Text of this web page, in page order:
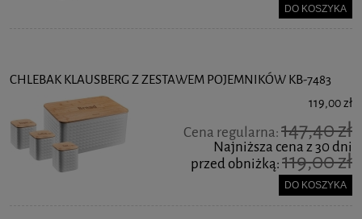
DO KOSZYKA
CHLEBAK KLAUSBERG Z ZESTAWEM POJEMNIKÓW KB-7483
119,00 zł
Cena regularna:147,40 zł
Najniższa cena z 30 dni
przed obniżką:119,00 zł
DO KOSZYKA